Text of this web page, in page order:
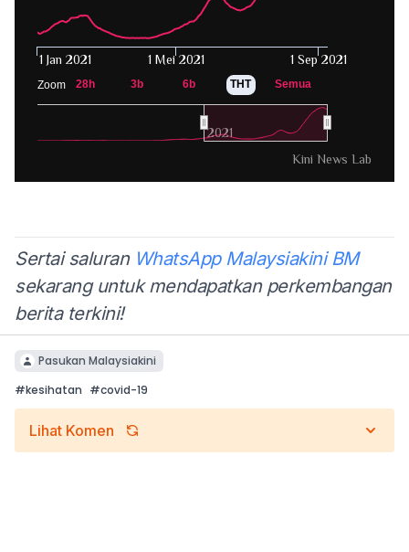
Sertai saluran WhatsApp Malaysiakini BM
sekarang untuk mendapatkan perkembangan
berita terkini!
Pasukan Malaysiakini
#kesihatan #covid-19
Lihat Komen